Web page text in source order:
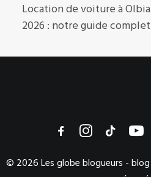
Location de voiture à
2026 : notre guide complet
© 2026 Les globe blogueurs -